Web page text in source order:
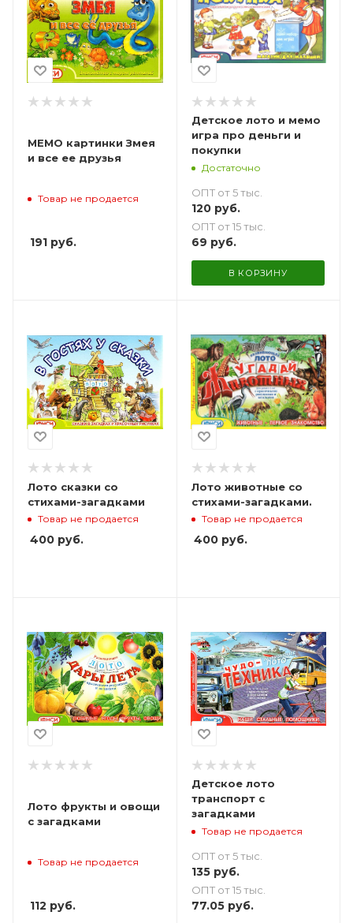
МЕМО картинки Змея
и все ее друзья
Товар не продается
191 руб.
Детское лото и мемо
игра про деньги и
покупки
Достаточно
ОПТ от 5 тыс.
120руб.
ОПТ от 15 тыс.
69 руб.
В КОРЗИНУ
Лото сказки со
стихами-загадками
Товар не продается
400 руб.
Лото животные со
стихами-загадками.
Товар не продается
400руб.
Лото фрукты и овощи
с загадками
Товар не продается
112 руб.
Детское лото
транспорт с
загадками
Товар не продается
ОПТ от 5 тыс.
135руб.
ОПТ от 15 тыс.
77.05руб.